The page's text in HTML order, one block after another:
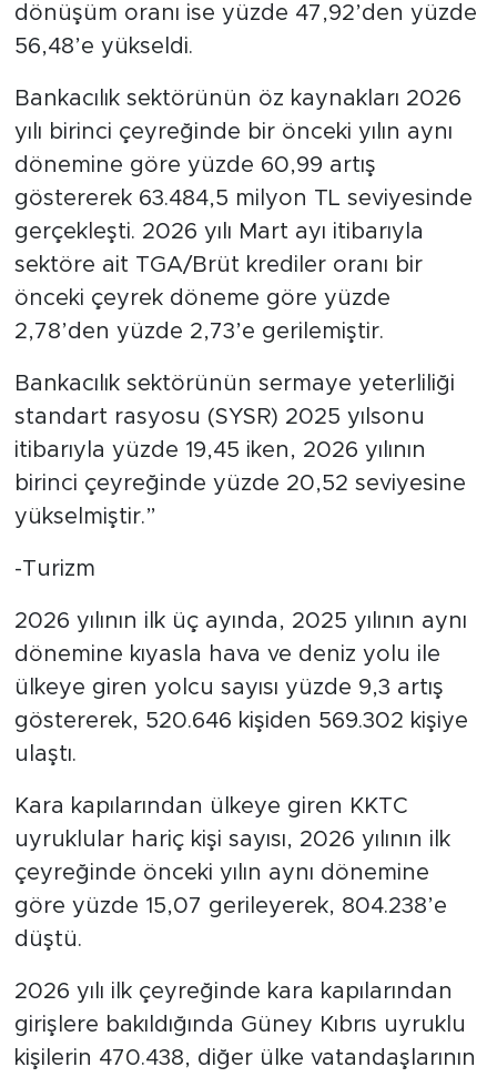
dönüşüm oranı ise yüzde 47,92’den yüzde
56,48’e yükseldi.
Bankacılık sektörünün öz kaynakları 2026
yılı birinci çeyreğinde bir önceki yılın aynı
dönemine göre yüzde 60,99 artış
göstererek 63.484,5 milyon TL seviyesinde
gerçekleşti. 2026 yılı Mart ayı itibarıyla
sektöre ait TGA/Brüt krediler oranı bir
önceki çeyrek döneme göre yüzde
2,78’den yüzde 2,73’e gerilemiştir.
Bankacılık sektörünün sermaye yeterliliği
standart rasyosu (SYSR) 2025 yılsonu
itibarıyla yüzde 19,45 iken, 2026 yılının
birinci çeyreğinde yüzde 20,52 seviyesine
yükselmiştir.”
-Turizm
2026 yılının ilk üç ayında, 2025 yılının aynı
dönemine kıyasla hava ve deniz yolu ile
ülkeye giren yolcu sayısı yüzde 9,3 artış
göstererek, 520.646 kişiden 569.302 kişiye
ulaştı.
Kara kapılarından ülkeye giren KKTC
uyruklular hariç kişi sayısı, 2026 yılının ilk
çeyreğinde önceki yılın aynı dönemine
göre yüzde 15,07 gerileyerek, 804.238’e
düştü.
2026 yılı ilk çeyreğinde kara kapılarından
girişlere bakıldığında Güney Kıbrıs uyruklu
kişilerin 470.438, diğer ülke vatandaşlarının